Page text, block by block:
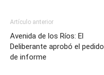
Artículo anterior
Avenida de los Ríos: El
Deliberante aprobó el pedido
de informe